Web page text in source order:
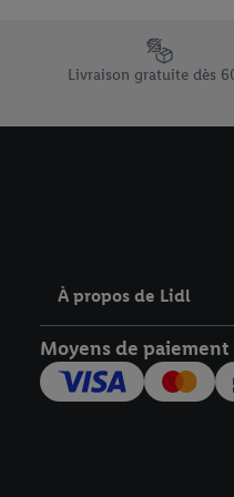
Élément du pied de page
Livraison gratuite dès
À propos de Lidl
Moyens de paiement